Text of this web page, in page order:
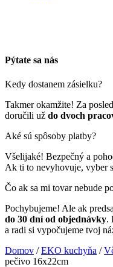
Pýtate sa nás
Kedy dostanem zásielku?
Takmer okamžite! Za
doručili už do dvoch
Aké sú spôsoby platby?
Všelijaké! Bezpečný a
Ak ti to nevyhovuje, vyber
Čo ak sa mi tovar nebude
Pochybujeme! Ale ak
do 30 dní od objednávky.
a radi si vypočujeme tvoj
Domov /EKO kuchyňa /
pečivo 16x22cm